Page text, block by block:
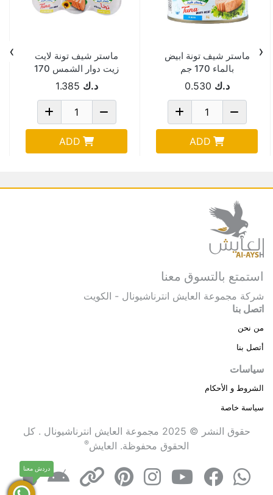
ماستر شيف تونة ابيض
بالماء 170 جم
د.ك 0.530
ADD
ماستر شيف تونة لايت
زيت دوار الشمس 170
جم 3 حبه
د.ك 1.385
ADD
‹
›
استمتع بالتسوق معنا
شركة مجموعة العايش انترناشيونال - الكويت
اتصل بنا
من نحن
أتصل بنا
سياسات
الشروط و الأحكام
سياسة خاصة
حقوق النشر © 2025 مجموعة العايش انترناشيونال . كل
الحقوق محفوظة. العايش®
دردش معنا